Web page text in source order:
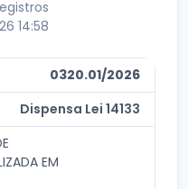
14:58
0320.01/2026
Dispensa Lei 14133
EM